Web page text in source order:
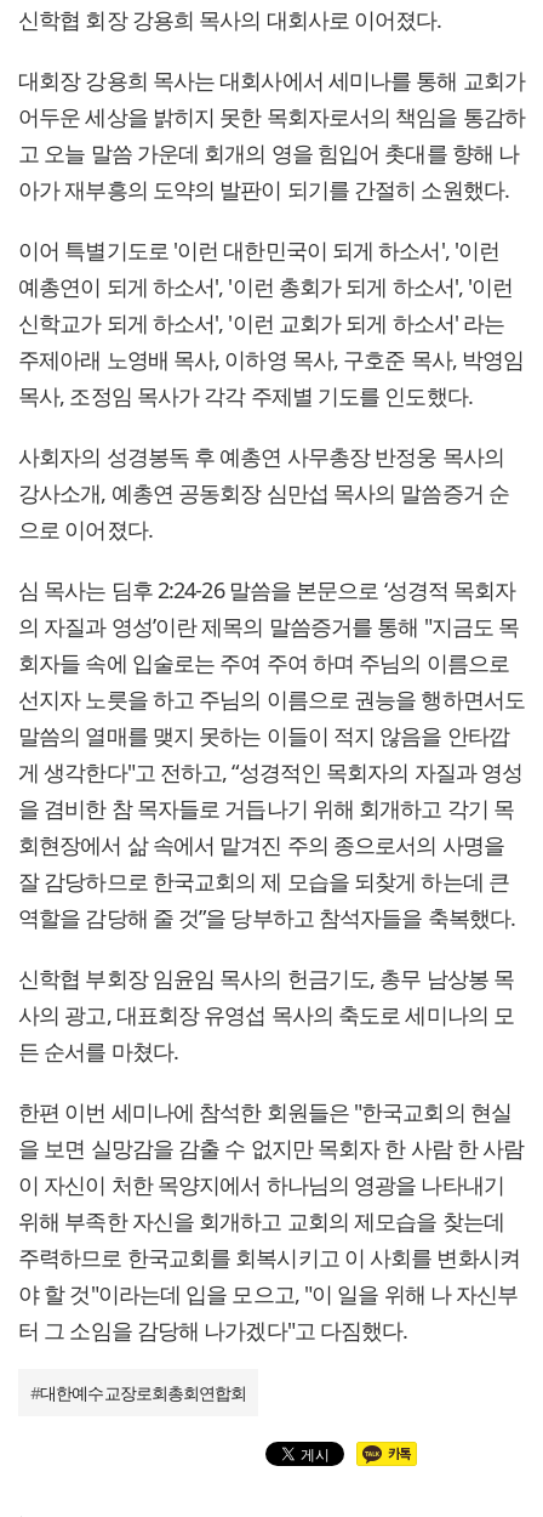
신학협 회장 강용희 목사의 대회사로 이어졌다.
대회장 강용희 목사는 대회사에서 세미나를 통해 교회가
어두운 세상을 밝히지 못한 목회자로서의 책임을 통감하
고 오늘 말씀 가운데 회개의 영을 힘입어 촛대를 향해 나
아가 재부흥의 도약의 발판이 되기를 간절히 소원했다.
이어 특별기도로 '이런 대한민국이 되게 하소서', '이런
예총연이 되게 하소서', '이런 총회가 되게 하소서', '이런
신학교가 되게 하소서', '이런 교회가 되게 하소서' 라는
주제아래 노영배 목사, 이하영 목사, 구호준 목사, 박영임
목사, 조정임 목사가 각각 주제별 기도를 인도했다.
사회자의 성경봉독 후 예총연 사무총장 반정웅 목사의
강사소개, 예총연 공동회장 심만섭 목사의 말씀증거 순
으로 이어졌다.
심 목사는 딤후 2:24-26 말씀을 본문으로 ‘성경적 목회자
의 자질과 영성’이란 제목의 말씀증거를 통해 "지금도 목
회자들 속에 입술로는 주여 주여 하며 주님의 이름으로
선지자 노릇을 하고 주님의 이름으로 권능을 행하면서도
말씀의 열매를 맺지 못하는 이들이 적지 않음을 안타깝
게 생각한다"고 전하고, “성경적인 목회자의 자질과 영성
을 겸비한 참 목자들로 거듭나기 위해 회개하고 각기 목
회현장에서 삶 속에서 맡겨진 주의 종으로서의 사명을
잘 감당하므로 한국교회의 제 모습을 되찾게 하는데 큰
역할을 감당해 줄 것”을 당부하고 참석자들을 축복했다.
신학협 부회장 임윤임 목사의 헌금기도, 총무 남상봉 목
사의 광고, 대표회장 유영섭 목사의 축도로 세미나의 모
든 순서를 마쳤다.
한편 이번 세미나에 참석한 회원들은 "한국교회의 현실
을 보면 실망감을 감출 수 없지만 목회자 한 사람 한 사람
이 자신이 처한 목양지에서 하나님의 영광을 나타내기
위해 부족한 자신을 회개하고 교회의 제모습을 찾는데
주력하므로 한국교회를 회복시키고 이 사회를 변화시켜
야 할 것"이라는데 입을 모으고, "이 일을 위해 나 자신부
터 그 소임을 감당해 나가겠다"고 다짐했다.
#대한예수교장로회총회연합회